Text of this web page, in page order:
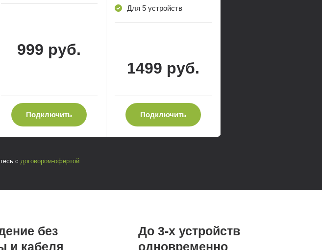
999 руб.
Подключить
Для 5 устройств
1499 руб.
Подключить
с договором-офертой
без
и кабеля
До 3-х устройств
одновременно